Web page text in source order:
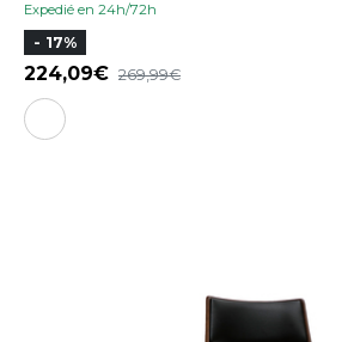
Expedié en 24h/72h
- 17%
224,09 269,99